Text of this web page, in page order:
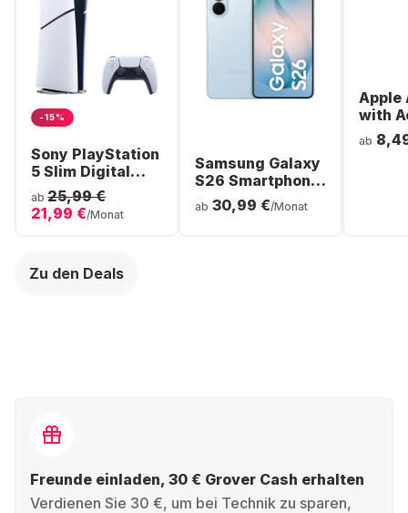
-15%
Sony PlayStation
5 Slim Digital
Console
ab 25,99 €
21,99 €/Monat
Samsung Galaxy
S26 Smartphone
- 256GB - Dual
SIM
ab 30,99 €/Monat
Apple
with
Noise
ab
Zu den Deals
Freunde einladen, 30 € Grover Cash erhalten
Verdienen Sie 30 €, um bei Technik zu sparen,